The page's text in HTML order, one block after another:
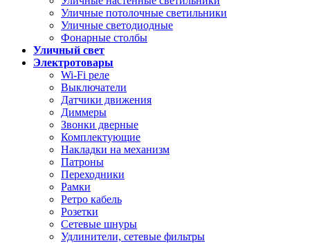
Уличные потолочные светильники
Уличные светодиодные
Фонарные столбы
Уличный свет
Электротовары
Wi-Fi реле
Выключатели
Датчики движения
Диммеры
Звонки дверные
Комплектующие
Накладки на механизм
Патроны
Переходники
Рамки
Ретро кабель
Розетки
Сетевые шнуры
Удлинители, сетевые фильтры